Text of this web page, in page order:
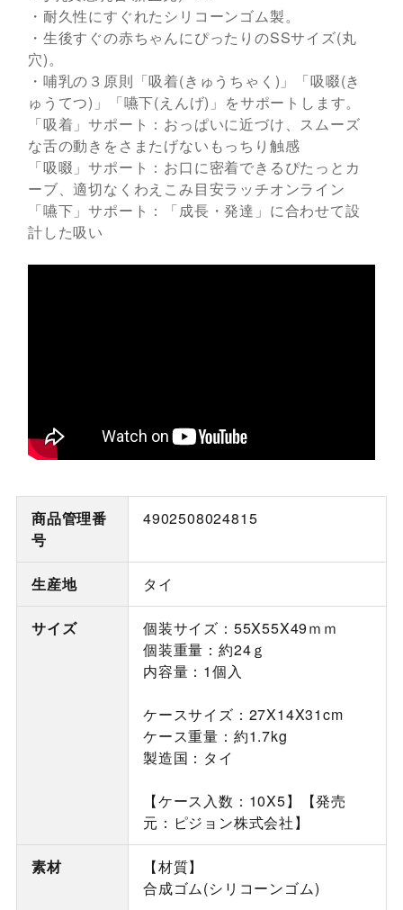
・耐久性にすぐれたシリコーンゴム製。
・生後すぐの赤ちゃんにぴったりのSSサイズ(丸
穴)。
・哺乳の３原則「吸着(きゅうちゃく)」「吸啜(き
ゅうてつ)」「嚥下(えんげ)」をサポートします。
「吸着」サポート：おっぱいに近づけ、スムーズ
な舌の動きをさまたげないもっちり触感
「吸啜」サポート：お口に密着できるぴたっとカ
ーブ、適切なくわえこみ目安ラッチオンライン
「嚥下」サポート：「成長・発達」に合わせて設
計した吸い
商品管理番
号
4902508024815
生産地 タイ
サイズ
個装サイズ：55X55X49ｍｍ
個装重量：約24ｇ
内容量：1個入
ケースサイズ：27X14X31cm
ケース重量：約1.7kg
製造国：タイ
【ケース入数：10X5】【発売
元：ピジョン株式会社】
素材
【材質】
合成ゴム(シリコーンゴム)